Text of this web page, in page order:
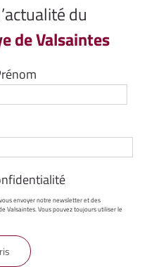
du
de Valsaintes
envoyer notre newsletter et des
Valsaintes. Vous pouvez toujours utiliser le